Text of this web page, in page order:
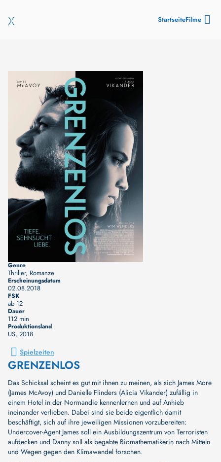
StartseiteFilme
Genre
Thriller, Romanze
Erscheinungsdatum
02.08.2018
FSK
ab 12
Dauer
112 min
Produktionsland
US, 2018
Spielzeiten
GRENZENLOS
Das Schicksal scheint es gut mit ihnen zu meinen, als sich James More
(James McAvoy) und Danielle Flinders (Alicia Vikander) zufällig in
einem Hotel in der Normandie kennenlernen und auf Anhieb
ineinander verlieben. Dabei sind sie beide eigentlich damit
beschäftigt, sich auf ihre jeweiligen Missionen vorzubereiten:
Undercover-Agent James soll ein Ausbildungszentrum von Terroristen
aufdecken und Danny soll als begabte Biomathematikerin nach Mitteln
und Wegen gegen den Klimawandel forschen.